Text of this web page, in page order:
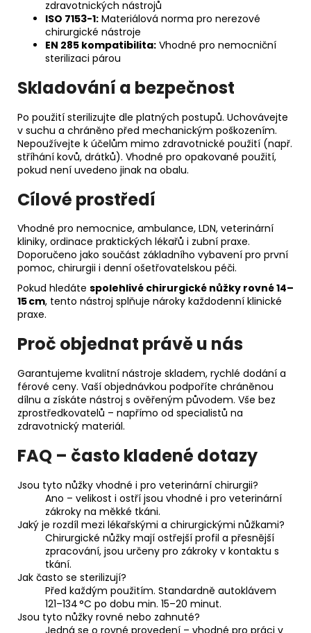
zdravotnických nástrojů
ISO 7153-1: Materiálová norma pro nerezové
chirurgické nástroje
EN 285 kompatibilita: Vhodné pro nemocniční
sterilizaci párou
Skladování a bezpečnost
Po použití sterilizujte dle platných postupů. Uchovávejte
v suchu a chráněno před mechanickým poškozením.
Nepoužívejte k účelům mimo zdravotnické použití (např.
stříhání kovů, drátků). Vhodné pro opakované použití,
pokud není uvedeno jinak na obalu.
Cílové prostředí
Vhodné pro nemocnice, ambulance, LDN, veterinární
kliniky, ordinace praktických lékařů i zubní praxe.
Doporučeno jako součást základního vybavení pro první
pomoc, chirurgii i denní ošetřovatelskou péči.
Pokud hledáte spolehlivé chirurgické nůžky rovné 14–
15 cm, tento nástroj splňuje nároky každodenní klinické
praxe.
Proč objednat právě u nás
Garantujeme kvalitní nástroje skladem, rychlé dodání a
férové ceny. Vaší objednávkou podpoříte chráněnou
dílnu a získáte nástroj s ověřeným původem. Vše bez
zprostředkovatelů – napřímo od specialistů na
zdravotnický materiál.
FAQ – často kladené dotazy
Jsou tyto nůžky vhodné i pro veterinární chirurgii?
Ano – velikost i ostří jsou vhodné i pro veterinární
zákroky na měkké tkáni.
Jaký je rozdíl mezi lékařskými a chirurgickými nůžkami?
Chirurgické nůžky mají ostřejší profil a přesnější
zpracování, jsou určeny pro zákroky v kontaktu s
tkání.
Jak často se sterilizují?
Před každým použitím. Standardně autoklávem
121–134 °C po dobu min. 15–20 minut.
Jsou tyto nůžky rovné nebo zahnuté?